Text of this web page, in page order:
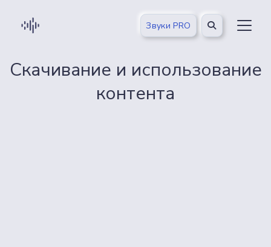
Звуки PRO
Скачивание и использование
контента